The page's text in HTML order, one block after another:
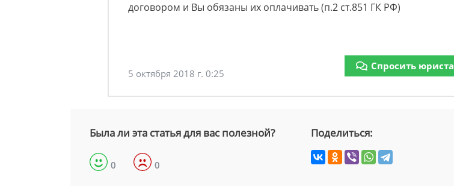
договором и Вы обязаны их оплачивать (п.2 ст.851 ГК РФ)
5 октября 2018 г. 0:25
Спросить юриста
Была ли эта статья для вас полезной?
0 0
Поделиться: